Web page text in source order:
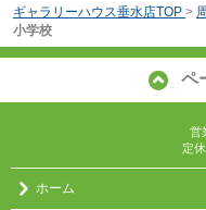
ギャラリーハウス垂水店TOP >
小学校
ペ
営
定
ホーム